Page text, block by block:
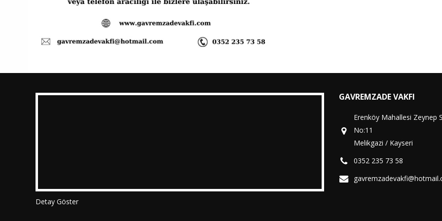
Detay Göster
GAVREMZADE VAKFI
Erenköy Mahallesi Zeynep
No:11
Melikgazi / Kayseri
0352 235 73 58